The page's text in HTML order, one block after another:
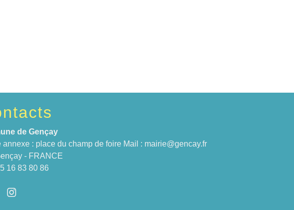
de Gençay
: place du champ de foire Mail : mairie@gencay.fr
- FRANCE
16 83 80 86